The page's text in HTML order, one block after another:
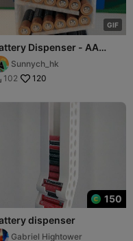
GIF
Dispenser - AA
Sunnych_hk
102 120
150
dispenser
Gabriel Hightower